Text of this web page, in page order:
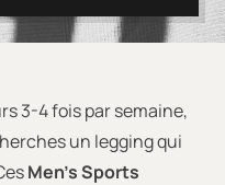
3-4 fois par semaine,
un legging qui
Men's Sports